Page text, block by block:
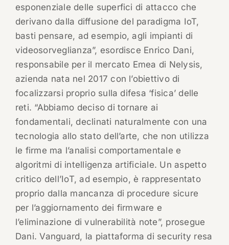
esponenziale delle superfici di attacco che
derivano dalla diffusione del paradigma IoT,
basti pensare, ad esempio, agli impianti di
videosorveglianza”, esordisce Enrico Dani,
responsabile per il mercato Emea di Nelysis,
azienda nata nel 2017 con l’obiettivo di
focalizzarsi proprio sulla difesa ‘fisica’ delle
reti. “Abbiamo deciso di tornare ai
fondamentali, declinati naturalmente con una
tecnologia allo stato dell’arte, che non utilizza
le firme ma l’analisi comportamentale e
algoritmi di intelligenza artificiale. Un aspetto
critico dell’IoT, ad esempio, è rappresentato
proprio dalla mancanza di procedure sicure
per l’aggiornamento dei firmware e
l’eliminazione di vulnerabilità note”, prosegue
Dani. Vanguard, la piattaforma di security resa